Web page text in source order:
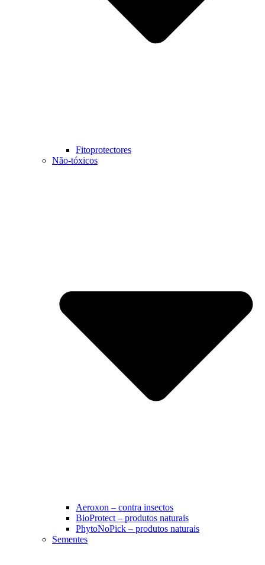
Fitoprotectores
Não-tóxicos
Aeroxon – contra insectos
BioProtect – produtos naturais
PhytoNoPick – produtos naturais
Sementes